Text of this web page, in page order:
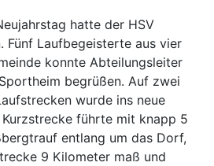
hatte der HSV
Fünf Laufbegeisterte aus vier
konnte Abteilungsleiter
begrüßen. Auf zwei
wurde ins neue
führte mit knapp 5
entlang um das Dorf,
9 Kilometer maß und